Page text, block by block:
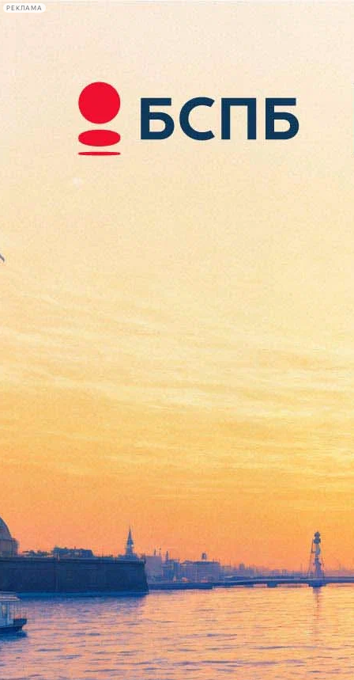
РЕКЛАМА
Сегодня:
2026.08.07
11:03
Афиша Plus
Бонни и Клайд встретятся
снова на «Оскаре»
17 февраля 2017, Версия для печати
Актеры Уоррен Битти и Фэй Данауэй, прославившиеся
благодаря исполнению главных ролей в фильме «Бонни и
Клайд», снова встретятся под софитами. Как узнал журнал
The Hollywood Reporter, дуэт выйдет на сцену во время
церемонии вручения премии «Оскар», которая состоится 26
февраля.
Реюньон назначен в честь 50-летия выхода на экраны
культовой картины Артура Пенна, рассказывающей о паре
грабителей, действовавших в США во времена Великой